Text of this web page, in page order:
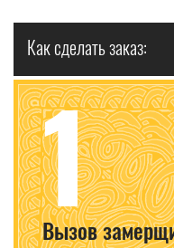
Как сделать заказ:
1
Вызов